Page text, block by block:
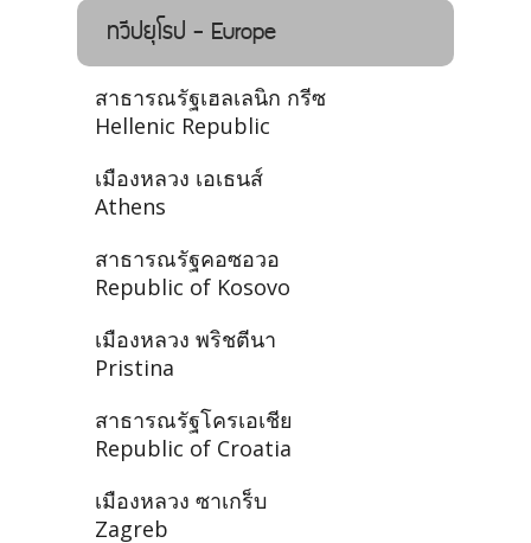
ทวีปยุโรป - Europe
สาธารณรัฐเฮลเลนิก กรีซ
Hellenic Republic
เมืองหลวง เอเธนส์
Athens
สาธารณรัฐคอซอวอ
Republic of Kosovo
เมืองหลวง พริชตีนา
Pristina
สาธารณรัฐโครเอเชีย
Republic of Croatia
เมืองหลวง ซาเกร็บ
Zagreb